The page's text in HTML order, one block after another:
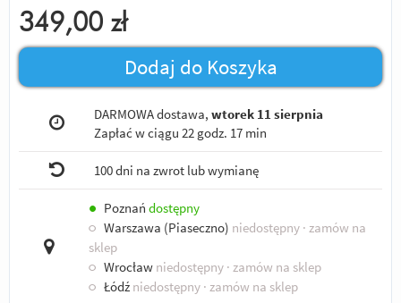
349,00 zł
Dodaj do Koszyka
DARMOWA dostawa,wtorek 11 sierpnia
Zapłać w ciągu22 godz. 17 min
100 dni na zwrot lub wymianę
● Poznań dostępny
○ Warszawa (Piaseczno) niedostępny · zamów na
sklep
○ Wrocław niedostępny · zamów na sklep
○ Łódź niedostępny · zamów na sklep